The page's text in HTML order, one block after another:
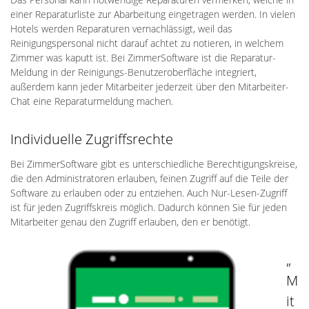
einer Reparaturliste zur Abarbeitung eingetragen werden. In vielen
Hotels werden Reparaturen vernachlässigt, weil das
Reinigungspersonal nicht darauf achtet zu notieren, in welchem
Zimmer was kaputt ist. Bei ZimmerSoftware ist die Reparatur-
Meldung in der Reinigungs-Benutzeroberfläche integriert,
außerdem kann jeder Mitarbeiter jederzeit über den Mitarbeiter-
Chat eine Reparaturmeldung machen.
Individuelle Zugriffsrechte
Bei ZimmerSoftware gibt es unterschiedliche Berechtigungskreise,
die den Administratoren erlauben, feinen Zugriff auf die Teile der
Software zu erlauben oder zu entziehen. Auch Nur-Lesen-Zugriff
ist für jeden Zugriffskreis möglich. Dadurch können Sie für jeden
Mitarbeiter genau den Zugriff erlauben, den er benötigt.
„
M
it